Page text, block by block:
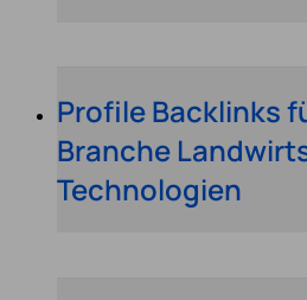
Profile Backlinks
Branche
Technologien